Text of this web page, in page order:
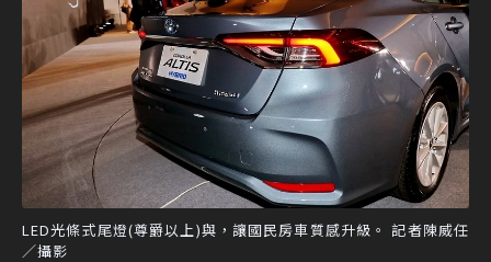
LED光條式尾燈(尊爵以上)與，讓國民房車質感升級。 記者陳威任
／攝影